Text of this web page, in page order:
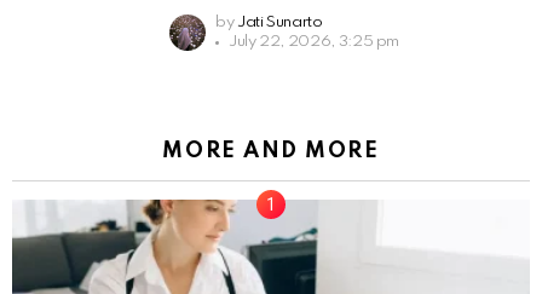
by Jati Sunarto
July 22, 2026, 3:25 pm
MORE AND MORE